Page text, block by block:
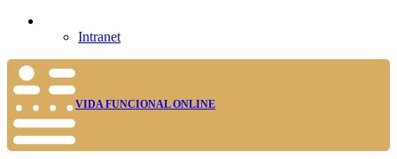
Intranet
VIDA FUNCIONAL ONLINE